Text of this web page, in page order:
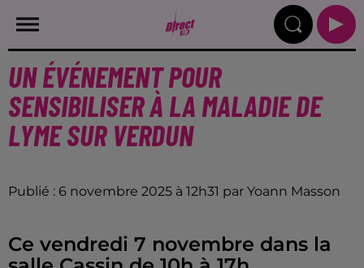
UN ÉVÉNEMENT POUR
SENSIBILISER À LA MALADIE DE
LYME SUR VERDUN
Publié : 6 novembre 2025 à 12h31 par Yoann Masson
Ce vendredi 7 novembre dans la